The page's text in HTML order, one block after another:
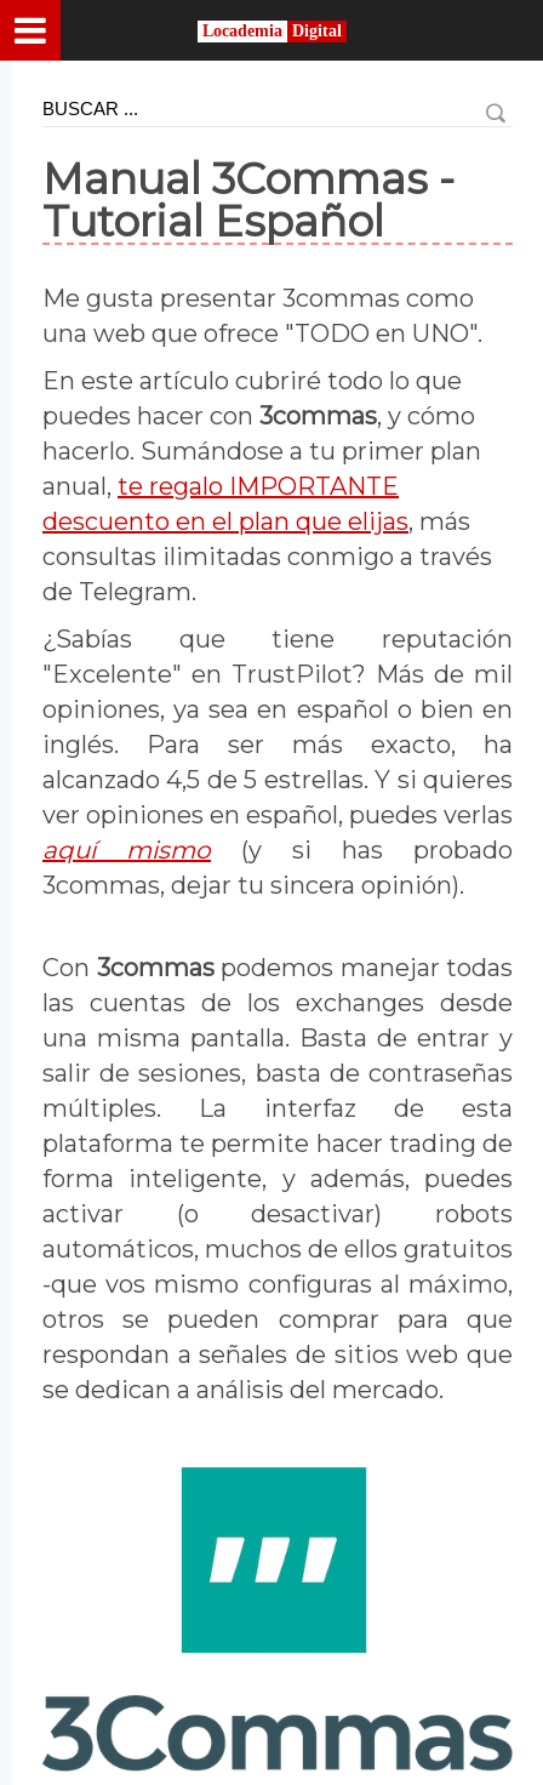
Locademia Digital
Manual 3Commas -
Tutorial Español
Me gusta presentar 3commas como
una web que ofrece "TODO en UNO".
En este artículo cubriré todo lo que
puedes hacer con 3commas, y cómo
hacerlo. Sumándose a tu primer plan
anual, te regalo IMPORTANTE
descuento en el plan que elijas, más
consultas ilimitadas conmigo a través
de Telegram.
¿Sabías que tiene reputación
"Excelente" en TrustPilot? Más de mil
opiniones, ya sea en español o bien en
inglés. Para ser más exacto, ha
alcanzado 4,5 de 5 estrellas. Y si quieres
ver opiniones en español, puedes verlas
aquí mismo(y si has probado
3commas, dejar tu sincera opinión).
Con 3commas podemos manejar todas
las cuentas de los exchanges desde
una misma pantalla. Basta de entrar y
salir de sesiones, basta de contraseñas
múltiples. La interfaz de esta
plataforma te permite hacer trading de
forma inteligente, y además, puedes
activar (o desactivar) robots
automáticos, muchos de ellos gratuitos
-que vos mismo configuras al máximo,
otros se pueden comprar para que
respondan a señales de sitios web que
se dedican a análisis del mercado.